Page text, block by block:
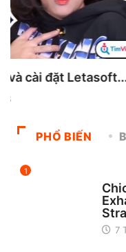
PHẦN MỀM PHẦN
Tải Visual Studio
PHỔ BIẾN
1
7